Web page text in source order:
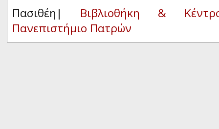
Πασιθέη| Βιβλιοθήκη &
Πανεπιστήμιο Πατρών